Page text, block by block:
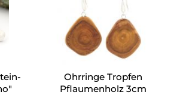
Ohrringe Tropfen
Pflaumenholz 3cm